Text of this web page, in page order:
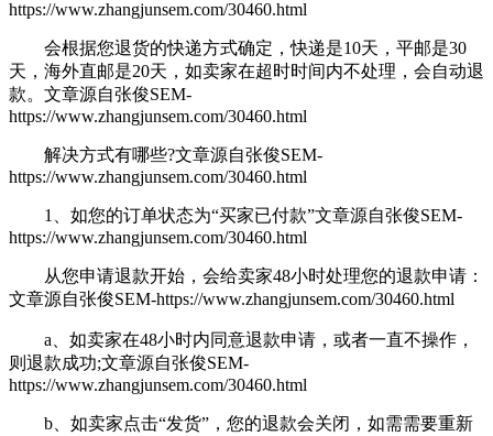
https://www.zhangjunsem.com/30460.html
会根据您退货的快递方式确定，快递是10天，平邮是30
天，海外直邮是20天，如卖家在超时时间内不处理，会自动退
款。 文章源自张俊SEM-
https://www.zhangjunsem.com/30460.html
解决方式有哪些?文章源自张俊SEM-
https://www.zhangjunsem.com/30460.html
1、如您的订单状态为“买家已付款”文章源自张俊SEM-
https://www.zhangjunsem.com/30460.html
从您申请退款开始，会给卖家48小时处理您的退款申请：
文章源自张俊SEM-https://www.zhangjunsem.com/30460.html
a、如卖家在48小时内同意退款申请，或者一直不操作，
则退款成功;文章源自张俊SEM-
https://www.zhangjunsem.com/30460.html
b、如卖家点击“发货”，您的退款会关闭，如需需要重新